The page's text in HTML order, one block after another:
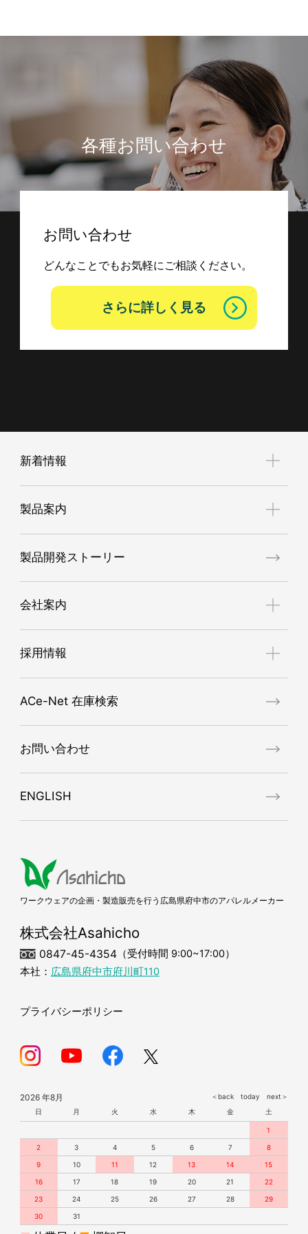
各種お問い合わせ
お問い合わせ
どんなことでもお気軽にご相談ください。
さらに詳しく見る
新着情報
展示会案内
製品案内
空調服
高視認性安全服（JIS T8127適合品）
難燃ワークウェア
デニムワークウェア
MASCOT®WORKWEAR
アシストスーツ
ポケットレス（ポケットなしウェア）
レインウェア・パンツ
秋冬ワークウェア
防寒ワークウェア
製品開発ストーリー
会社案内
ブランドコンセプト
ISO9001認証取得
代表挨拶
採用情報
代表メッセージ
エントリーフォーム
プロモーションビデオ
ACe-Net 在庫検索
お問い合わせ
ENGLISH
ワークウェアの企画・製造販売を行う広島県府中市のアパレルメーカー
株式会社Asahicho
0847-45-4354 （受付時間 9:00~17:00）
本社： 広島県府中市府川町110
プライバシーポリシー
2026 年8月 next＞
today
＜back
日
月 火 水 木 金 土
1
2 3 4 5 6 7 8
9 10 11 12 13 14 15
16 17 18 19 20 21 22
23 24 25 26 27 28 29
30 31